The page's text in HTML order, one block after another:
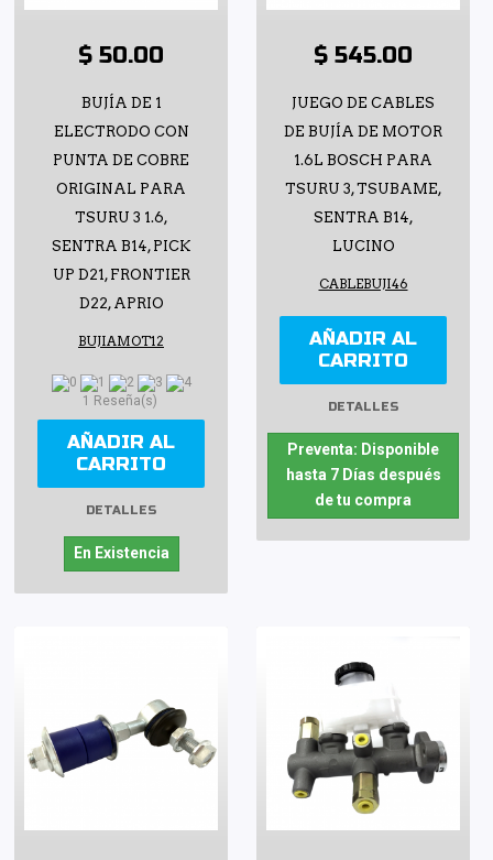
$ 50.00
BUJÍA DE 1
ELECTRODO CON
PUNTA DE COBRE
ORIGINAL PARA
TSURU 3 1.6,
SENTRA B14, PICK
UP D21, FRONTIER
D22, APRIO
BUJIAMOT12
1 Reseña(s)
AÑADIR AL
CARRITO
DETALLES
En Existencia
$ 545.00
JUEGO DE CABLES
DE BUJÍA DE MOTOR
1.6L BOSCH PARA
TSURU 3, TSUBAME,
SENTRA B14,
LUCINO
CABLEBUJI46
AÑADIR AL
CARRITO
DETALLES
Preventa: Disponible
hasta 7 Días después
de tu compra